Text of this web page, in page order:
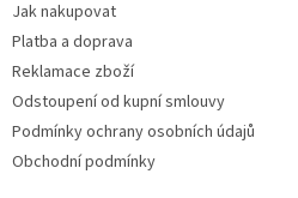
Jak nakupovat
Platba a doprava
Reklamace zboží
Odstoupení od kupní smlouvy
Podmínky ochrany osobních údajů
Obchodní podmínky